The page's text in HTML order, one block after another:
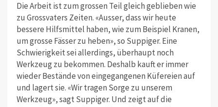
Die Arbeit ist zum grossen Teil gleich geblieben wie
zu Grossvaters Zeiten. «Ausser, dass wir heute
bessere Hilfsmittel haben, wie zum Beispiel Kranen,
um grosse Fässer zu heben», so Suppiger. Eine
Schwierigkeit sei allerdings, überhaupt noch
Werkzeug zu bekommen. Deshalb kauft er immer
wieder Bestände von eingegangenen Küfereien auf
und lagert sie. «Wir tragen Sorge zu unserem
Werkzeug», sagt Suppiger. Und zeigt auf die